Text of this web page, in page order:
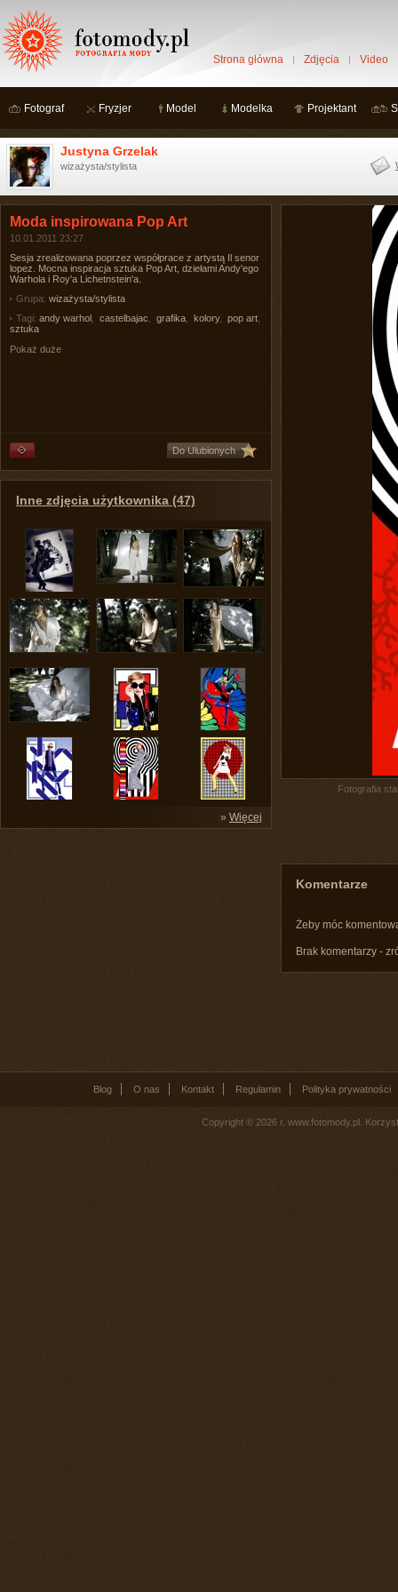
Strona główna Zdjęcia Video
Fotograf Fryzjer Model Modelka Projektant
Justyna Grzelak
wizażysta/stylista
Moda inspirowana Pop Art
10.01.2011 23:27
Sesja zrealizowana poprzez współprace z artystą Il senor
lopez. Mocna inspiracja sztuka Pop Art, dziełami Andy'ego
Warhola i Roy'a Lichetnstein'a.
Grupa: wizażysta/stylista
Tagi: andy warhol castelbajac grafika kolory, pop art
sztuka
Pokaż duże
Do Ulubionych
Inne zdjęcia użytkownika (47)
» Więcej
Fotografia
Komentarze
Żeby móc
Brak komentarzy -
Blog O nas Kontakt Regulamin Polityka prywatności
Copyright © 2026 r. www.fotomody.pl.